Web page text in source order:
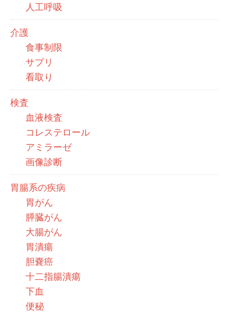
人工呼吸
介護
食事制限
サプリ
看取り
検査
血液検査
コレステロール
アミラーゼ
画像診断
胃腸系の疾病
胃がん
膵臓がん
大腸がん
胃潰瘍
胆嚢癌
十二指腸潰瘍
下血
便秘